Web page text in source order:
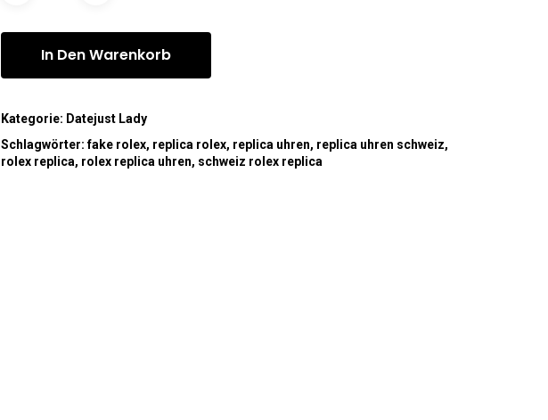
In Den Warenkorb
Kategorie: Datejust Lady
Schlagwörter:fake rolex, replica rolex, replica uhren, replica uhren schweiz,
rolex replica, rolex replica uhren, schweiz rolex replica